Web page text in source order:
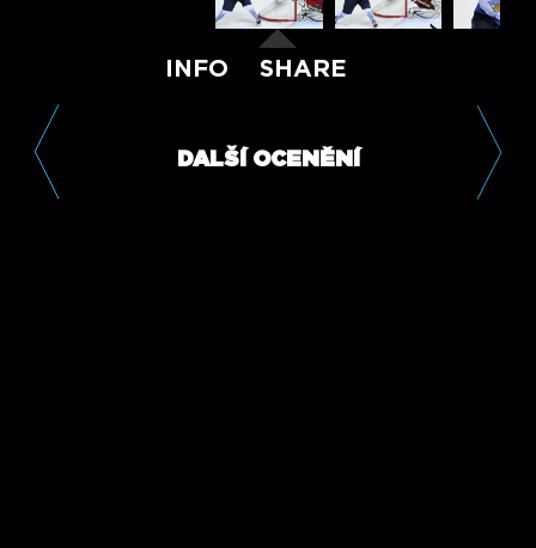
INFO SHARE
DALŠÍ OCENĚNÍ